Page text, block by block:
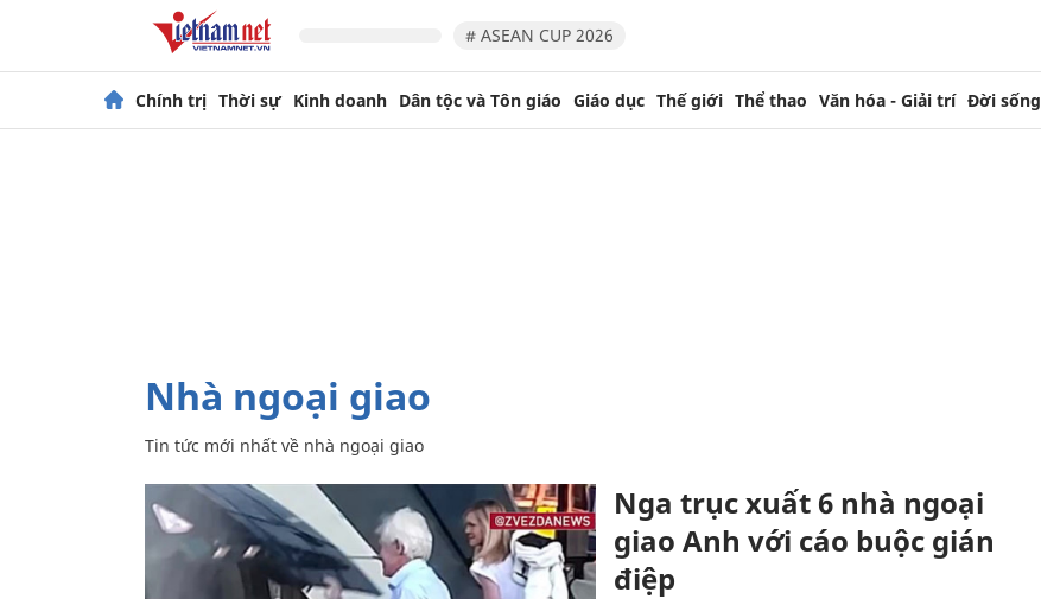
# ASEAN CUP 2026
Chính trị Thời sự Kinh doanh Dân tộc và Tôn giáo Giáo dục Thế giới Thể thao Văn hóa - Giải trí Đời sống
nhà ngoại giao
Tin tức mới nhất về nhà ngoại giao
Nga trục xuất 6 nhà ngoại
giao Anh với cáo buộc gián
điệp